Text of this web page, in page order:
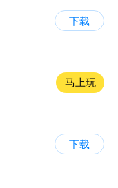
下载
马上玩
下载